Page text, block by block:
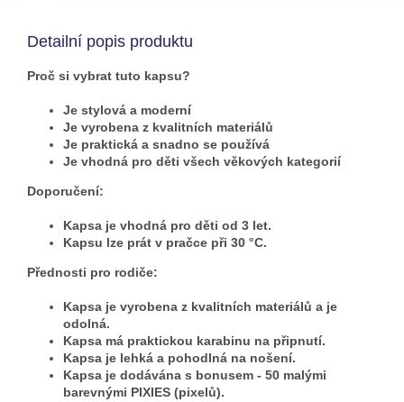
Detailní popis produktu
Proč si vybrat tuto kapsu?
Je stylová a moderní
Je vyrobena z kvalitních materiálů
Je praktická a snadno se používá
Je vhodná pro děti všech věkových kategorií
Doporučení:
Kapsa je vhodná pro děti od 3 let.
Kapsu lze prát v pračce při 30 °C.
Přednosti pro rodiče:
Kapsa je vyrobena z kvalitních materiálů a je
odolná.
Kapsa má praktickou karabinu na připnutí.
Kapsa je lehká a pohodlná na nošení.
Kapsa je dodávána s bonusem - 50 malými
barevnými PIXIES (pixelů).